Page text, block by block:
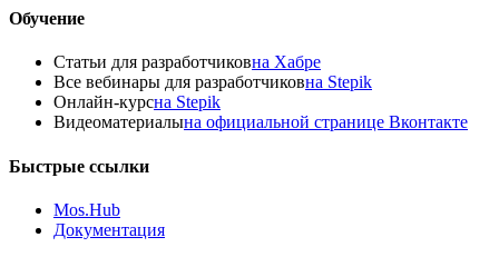
Обучение
Статьи для разработчиковна Хабре
Все вебинары для разработчиковна Stepik
Онлайн-курсна Stepik
Видеоматериалына официальной странице Вконтакте
Быстрые ссылки
Mos.Hub
Документация